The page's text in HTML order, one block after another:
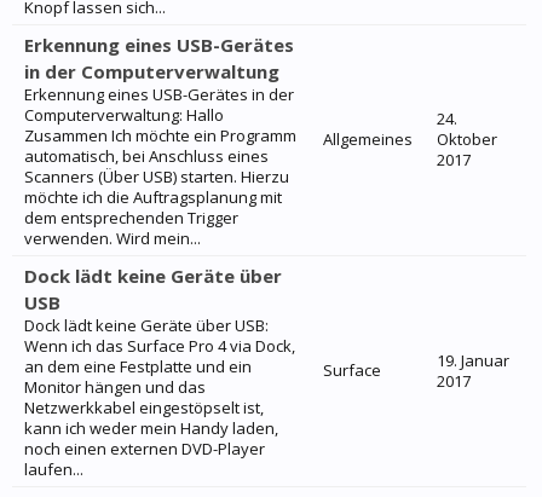
Knopf lassen sich...
Erkennung eines USB-Gerätes
in der Computerverwaltung
Erkennung eines USB-Gerätes in der
Computerverwaltung: Hallo
Zusammen Ich möchte ein Programm
automatisch, bei Anschluss eines
Scanners (Über USB) starten. Hierzu
möchte ich die Auftragsplanung mit
dem entsprechenden Trigger
verwenden. Wird mein...
Allgemeines
24.
Oktober
2017
Dock lädt keine Geräte über
USB
Dock lädt keine Geräte über USB:
Wenn ich das Surface Pro 4 via Dock,
an dem eine Festplatte und ein
Monitor hängen und das
Netzwerkkabel eingestöpselt ist,
kann ich weder mein Handy laden,
noch einen externen DVD-Player
laufen...
Surface
19. Januar
2017